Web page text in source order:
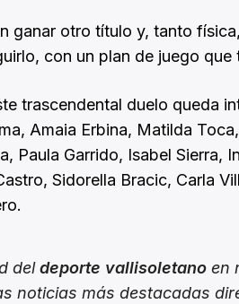
ganar otro título y, tanto
con un plan de juego
trascendental duelo queda
Amaia Erbina, Matilda
Paula Garrido, Isabel Sierra,
Sidorella Bracic, Carla
deldeporte vallisoletano en
noticias más destacadas